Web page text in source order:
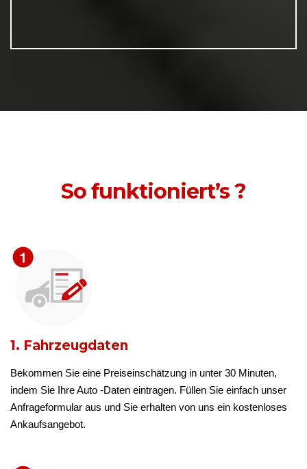
So funktioniert’s ?
1. Fahrzeugdaten
Bekommen Sie eine Preiseinschätzung in unter 30 Minuten,
indem Sie Ihre Auto -Daten eintragen. Füllen Sie einfach unser
Anfrageformular aus und Sie erhalten von uns ein kostenloses
Ankaufsangebot.